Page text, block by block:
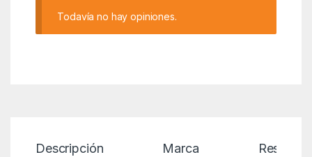
Todavía no hay opiniones.
Descripción Marca Reseñas